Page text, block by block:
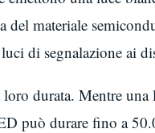
materiale
di segnalazione ai
durata. Mentre una
può durare fino a